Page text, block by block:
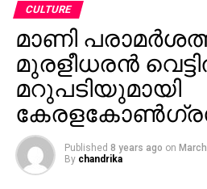
CULTURE
മാണി
മുരളീധരന്‍
മറുപടിയുമായി
Published 8 years ago on
By chandrika